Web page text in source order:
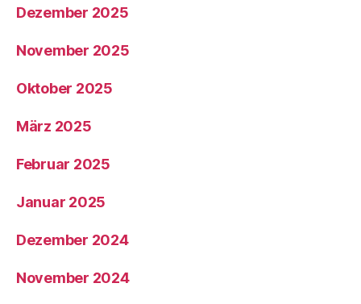
Dezember 2025
November 2025
Oktober 2025
März 2025
Februar 2025
Januar 2025
Dezember 2024
November 2024